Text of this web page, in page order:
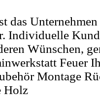
das
Individuelle
Wünschen,
Feuer
Montage
Holz